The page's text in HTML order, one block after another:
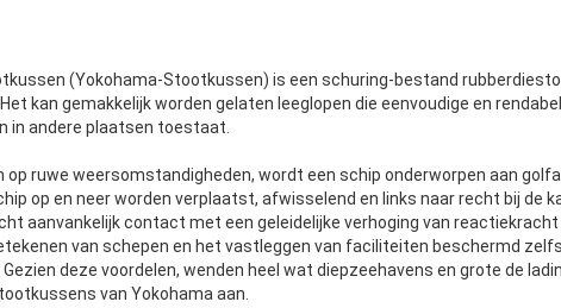
(Yokohama-Stootkussen) is een schuring-bestand
kan gemakkelijk worden gelaten leeglopen die eenvoudige en
in andere plaatsen toestaat.
op ruwe weersomstandigheden, wordt een schip onderworpen aan
op en neer worden verplaatst, afwisselend en links naar recht bij de
aanvankelijk contact met een geleidelijke verhoging van
van schepen en het vastleggen van faciliteiten beschermd
deze voordelen, wenden heel wat diepzeehavens en grote de
van Yokohama aan.